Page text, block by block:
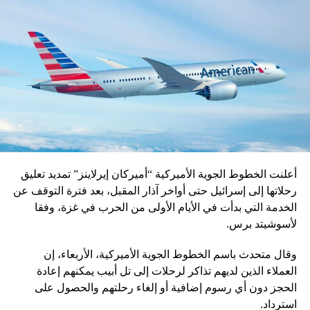
أعلنت الخطوط الجوية الأميركية “أميركان إيرلاينز” تمديد تعليق
رحلاتها إلى إسرائيل حتى أواخر آذار المقبل، بعد فترة التوقف عن
الخدمة التي بدأت في الأيام الأولى من الحرب في غزة، وفقا
لأسوشيتد برس.
وقال متحدث باسم الخطوط الجوية الأميركية، الأربعاء، إن
العملاء الذين لديهم تذاكر لرحلات إلى تل أبيب يمكنهم إعادة
الحجز دون أي رسوم إضافية أو إلغاء رحلتهم والحصول على
استرداد.